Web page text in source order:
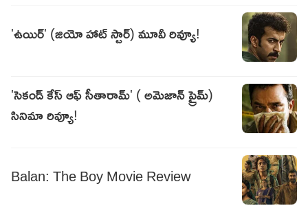
'ఉయిర్' (జియో హాట్ స్టార్) మూవీ రివ్యూ!
'సెకండ్ కేస్ ఆఫ్ సీతారామ్' ( అమెజాన్ ప్రైమ్)
సినిమా రివ్యూ!
Balan: The Boy Movie Review